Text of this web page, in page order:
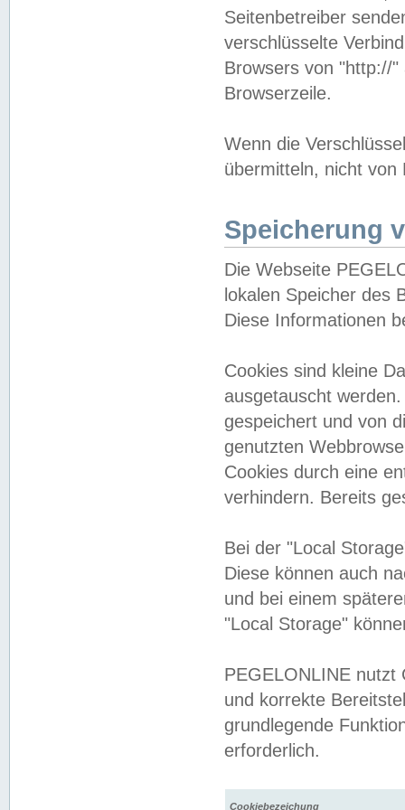
Seitenbetreiber
verschlüsselte
Browsers von "http://
Browserzeile.
Wenn die
übermitteln, nicht von
Speicherung
Die Webseite
lokalen Speicher des
Diese Informationen
Cookies sind kleine
ausgetauscht
gespeichert und von
genutzten
Cookies durch eine
verhindern. Bereits
Bei der "Local
Diese können auch
und bei einem
"Local Storage"
PEGELONLINE nutzt
und korrekte
grundlegende
erforderlich.
Cookiebezeichung